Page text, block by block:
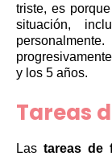
triste, es
situación,
y los 5 años.
Tareas
Lastareas de